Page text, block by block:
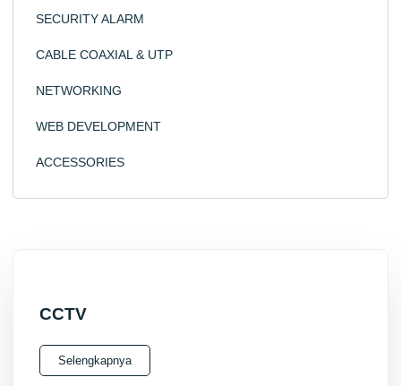
SECURITY ALARM
CABLE COAXIAL & UTP
NETWORKING
WEB DEVELOPMENT
ACCESSORIES
CCTV
Selengkapnya